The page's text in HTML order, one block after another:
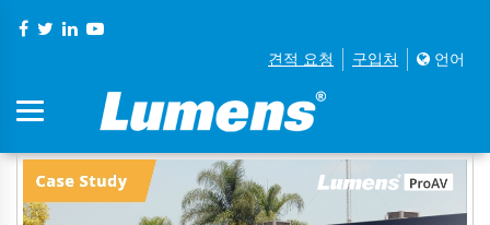
견적 요청 구입처 언어